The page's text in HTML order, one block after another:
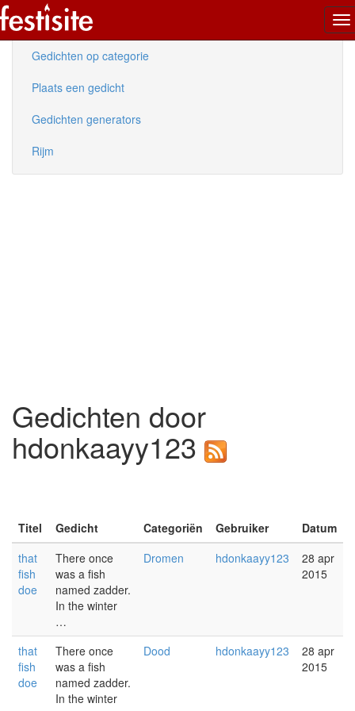
Nieuwe gedichten
Gedichten op categorie
Plaats een gedicht
Gedichten generators
Rijm
Gedichten door
hdonkaayy123
Titel Gedicht Categoriën Gebruiker
Datum
that
fish
doe
There once
was a fish
named zadder.
In the winter
…
Dromen hdonkaayy123
28 apr
2015
that
fish
doe
There once
was a fish
named zadder.
In the winter
Dood hdonkaayy123
28 apr
2015